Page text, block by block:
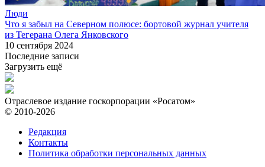
Люди
Что я забыл на Северном полюсе: бортовой журнал учителя
из Тегерана Олега Янковского
10 сентября 2024
Последние записи
Загрузить ещё
Отраслевое издание госкорпорации «Росатом»
© 2010-2026
Редакция
Контакты
Политика обработки персональных данных